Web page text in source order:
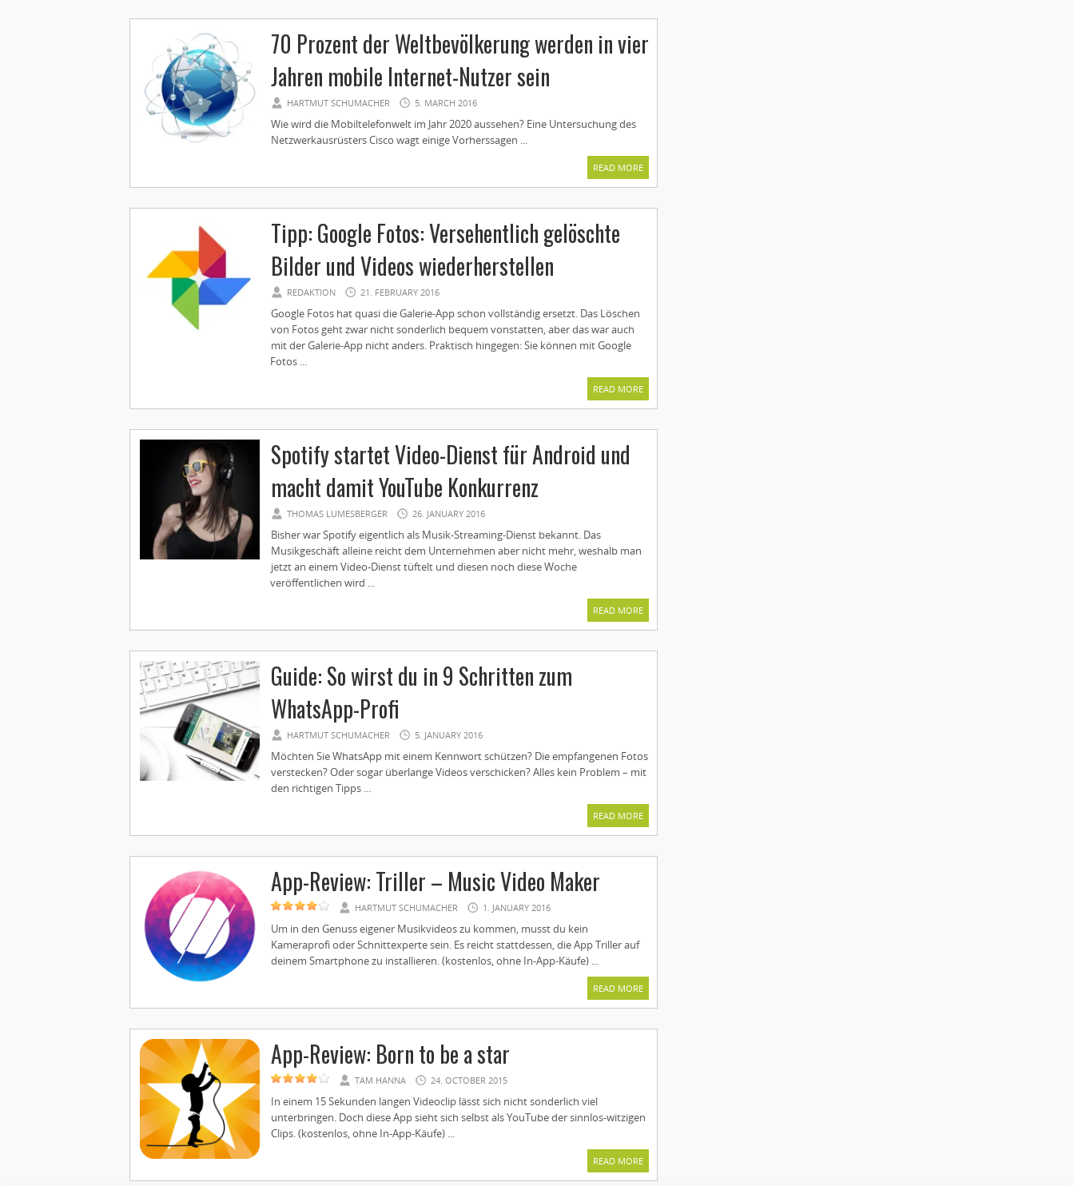
70 Prozent der Weltbevölkerung werden in vier
Jahren mobile Internet-Nutzer sein
HARTMUT SCHUMACHER 5. MARCH 2016
Wie wird die Mobiltelefonwelt im Jahr 2020 aussehen? Eine Untersuchung des
Netzwerkausrüsters Cisco wagt einige Vorherssagen ...
READ MORE
Tipp: Google Fotos: Versehentlich gelöschte
Bilder und Videos wiederherstellen
REDAKTION 21. FEBRUARY 2016
Google Fotos hat quasi die Galerie-App schon vollständig ersetzt. Das Löschen
von Fotos geht zwar nicht sonderlich bequem vonstatten, aber das war auch
mit der Galerie-App nicht anders. Praktisch hingegen: Sie können mit Google
Fotos ...
READ MORE
Spotify startet Video-Dienst für Android und
macht damit YouTube Konkurrenz
THOMAS LUMESBERGER 26. JANUARY 2016
Bisher war Spotify eigentlich als Musik-Streaming-Dienst bekannt. Das
Musikgeschäft alleine reicht dem Unternehmen aber nicht mehr, weshalb man
jetzt an einem Video-Dienst tüftelt und diesen noch diese Woche
veröffentlichen wird ...
READ MORE
Guide: So wirst du in 9 Schritten zum
WhatsApp-Profi
HARTMUT SCHUMACHER 5. JANUARY 2016
Möchten Sie ­WhatsApp mit einem ­Kennwort schützen? Die empfangenen ­Fotos
­verstecken? Oder sogar überlange Videos ­verschicken? Alles kein Problem – mit
den ­richtigen Tipps ...
READ MORE
App-Review: Triller – Music Video Maker
HARTMUT SCHUMACHER 1. JANUARY 2016
Um in den Genuss eigener Musikvideos zu kommen, musst du kein
Kameraprofi oder Schnittexperte sein. Es reicht stattdessen, die App Triller auf
deinem Smartphone zu installieren. (kostenlos, ohne In-App-Käufe) ...
READ MORE
App-Review: Born to be a star
TAM HANNA 24. OCTOBER 2015
In einem 15 Sekunden langen Videoclip lässt sich nicht sonderlich viel
unterbringen. Doch diese App sieht sich selbst als YouTube der sinnlos-witzigen
Clips. (kostenlos, ohne In-App-Käufe) ...
READ MORE